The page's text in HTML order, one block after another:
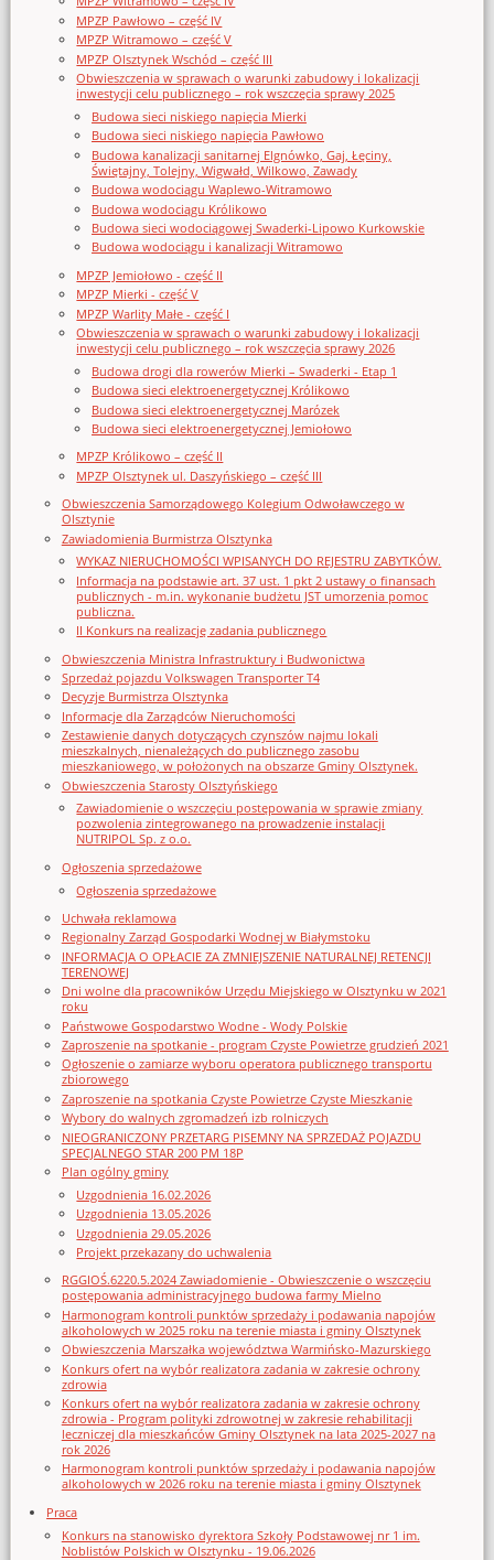
MPZP Pawłowo – część IV
MPZP Witramowo – część V
MPZP Olsztynek Wschód – część III
Obwieszczenia w sprawach o warunki zabudowy i lokalizacji
inwestycji celu publicznego – rok wszczęcia sprawy 2025
Budowa sieci niskiego napięcia Mierki
Budowa sieci niskiego napięcia Pawłowo
Budowa kanalizacji sanitarnej Elgnówko, Gaj, Łęciny,
Świętajny, Tolejny, Wigwałd, Wilkowo, Zawady
Budowa wodociągu Waplewo-Witramowo
Budowa wodociągu Królikowo
Budowa sieci wodociągowej Swaderki-Lipowo Kurkowskie
Budowa wodociągu i kanalizacji Witramowo
MPZP Jemiołowo - część II
MPZP Mierki - część V
MPZP Warlity Małe - część I
Obwieszczenia w sprawach o warunki zabudowy i lokalizacji
inwestycji celu publicznego – rok wszczęcia sprawy 2026
Budowa drogi dla rowerów Mierki – Swaderki - Etap 1
Budowa sieci elektroenergetycznej Królikowo
Budowa sieci elektroenergetycznej Marózek
Budowa sieci elektroenergetycznej Jemiołowo
MPZP Królikowo – część II
MPZP Olsztynek ul. Daszyńskiego – część III
Obwieszczenia Samorządowego Kolegium Odwoławczego w
Olsztynie
Zawiadomienia Burmistrza Olsztynka
WYKAZ NIERUCHOMOŚCI WPISANYCH DO REJESTRU ZABYTKÓW.
Informacja na podstawie art. 37 ust. 1 pkt 2 ustawy o finansach
publicznych - m.in. wykonanie budżetu JST umorzenia pomoc
publiczna.
II Konkurs na realizację zadania publicznego
Obwieszczenia Ministra Infrastruktury i Budwonictwa
Sprzedaż pojazdu Volkswagen Transporter T4
Decyzje Burmistrza Olsztynka
Informacje dla Zarządców Nieruchomości
Zestawienie danych dotyczących czynszów najmu lokali
mieszkalnych, nienależących do publicznego zasobu
mieszkaniowego, w położonych na obszarze Gminy Olsztynek.
Obwieszczenia Starosty Olsztyńskiego
Zawiadomienie o wszczęciu postępowania w sprawie zmiany
pozwolenia zintegrowanego na prowadzenie instalacji
NUTRIPOL Sp. z o.o.
Ogłoszenia sprzedażowe
Ogłoszenia sprzedażowe
Uchwała reklamowa
Regionalny Zarząd Gospodarki Wodnej w Białymstoku
INFORMACJA O OPŁACIE ZA ZMNIEJSZENIE NATURALNEJ RETENCJI
TERENOWEJ
Dni wolne dla pracowników Urzędu Miejskiego w Olsztynku w 2021
roku
Państwowe Gospodarstwo Wodne - Wody Polskie
Zaproszenie na spotkanie - program Czyste Powietrze grudzień 2021
Ogłoszenie o zamiarze wyboru operatora publicznego transportu
zbiorowego
Zaproszenie na spotkania Czyste Powietrze Czyste Mieszkanie
Wybory do walnych zgromadzeń izb rolniczych
NIEOGRANICZONY PRZETARG PISEMNY NA SPRZEDAŻ POJAZDU
SPECJALNEGO STAR 200 PM 18P
Plan ogólny gminy
Uzgodnienia 16.02.2026
Uzgodnienia 13.05.2026
Uzgodnienia 29.05.2026
Projekt przekazany do uchwalenia
RGGIOŚ.6220.5.2024 Zawiadomienie - Obwieszczenie o wszczęciu
postępowania administracyjnego budowa farmy Mielno
Harmonogram kontroli punktów sprzedaży i podawania napojów
alkoholowych w 2025 roku na terenie miasta i gminy Olsztynek
Obwieszczenia Marszałka województwa Warmińsko-Mazurskiego
Konkurs ofert na wybór realizatora zadania w zakresie ochrony
zdrowia
Konkurs ofert na wybór realizatora zadania w zakresie ochrony
zdrowia - Program polityki zdrowotnej w zakresie rehabilitacji
leczniczej dla mieszkańców Gminy Olsztynek na lata 2025-2027 na
rok 2026
Harmonogram kontroli punktów sprzedaży i podawania napojów
alkoholowych w 2026 roku na terenie miasta i gminy Olsztynek
Praca
Konkurs na stanowisko dyrektora Szkoły Podstawowej nr 1 im.
Noblistów Polskich w Olsztynku - 19.06.2026